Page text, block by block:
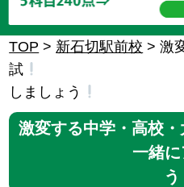
TOP > 新石切駅前校 >激
試
一緒に
しましょう
激変する中学・高校
一緒にアップ
う